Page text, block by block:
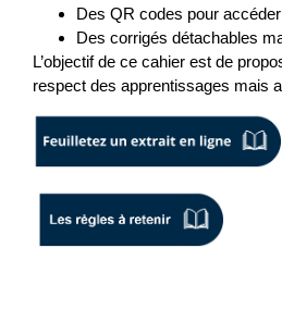
Des QR codes pour
Des corrigés détachables
L’objectif de ce cahier est de
respect des apprentissages mais